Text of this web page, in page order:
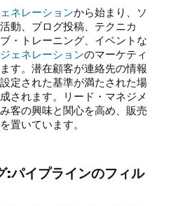
ネレーションから始まり、ソ
動、ブログ投稿、テクニカ
・トレーニング、イベントな
ェネレーションのマーケティ
す。潜在顧客が連絡先の情報
定された基準が満たされた場
されます。リード・マネジメ
客の興味と関心を高め、販売
置いています。
:パイプラインのフィル